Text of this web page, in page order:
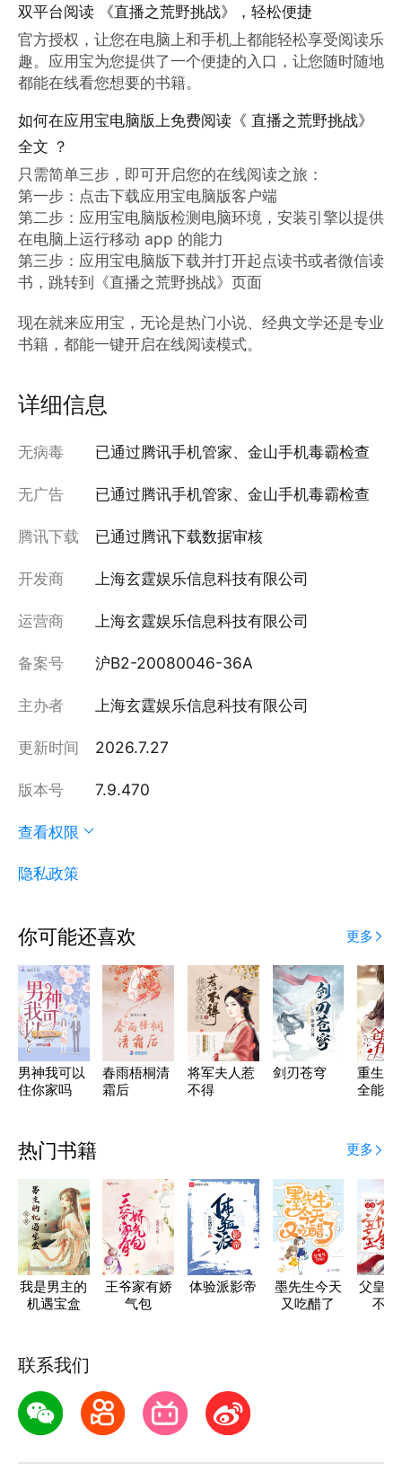
双平台阅读 《直播之荒野挑战》，轻松便捷
官方授权，让您在电脑上和手机上都能轻松享受阅读乐
趣。应用宝为您提供了一个便捷的入口，让您随时随地
都能在线看您想要的书籍。
如何在应用宝电脑版上免费阅读《 直播之荒野挑战》
全文 ？
只需简单三步，即可开启您的在线阅读之旅：
第一步：点击下载应用宝电脑版客户端
第二步：应用宝电脑版检测电脑环境，安装引擎以提供
在电脑上运行移动 app 的能力
第三步：应用宝电脑版下载并打开起点读书或者微信读
书，跳转到《直播之荒野挑战》页面
现在就来应用宝，无论是热门小说、经典文学还是专业
书籍，都能一键开启在线阅读模式。
详细信息
无病毒 已通过腾讯手机管家、金山手机毒霸检查
无广告 已通过腾讯手机管家、金山手机毒霸检查
腾讯下载 已通过腾讯下载数据审核
开发商 上海玄霆娱乐信息科技有限公司
运营商 上海玄霆娱乐信息科技有限公司
备案号 沪B2-20080046-36A
主办者 上海玄霆娱乐信息科技有限公司
更新时间 2026.7.27
版本号 7.9.470
查看权限
隐私政策
你可能还喜欢 更多
男神我可以
住你家吗
春雨梧桐清
霜后
将军夫人惹
不得
剑刃苍穹
重生八
全能大
热门书籍 更多
我是男主的
机遇宝盒
王爷家有娇
气包
体验派影帝
墨先生今天
又吃醋了
父皇
不
联系我们